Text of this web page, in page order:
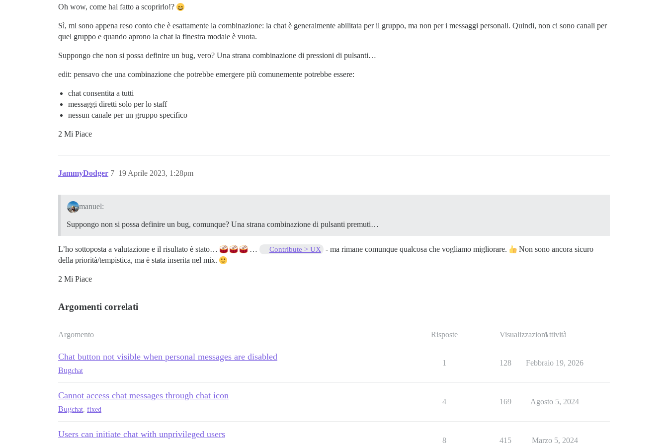
Oh wow, come hai fatto a scoprirlo!?
Sì, mi sono appena reso conto che è esattamente la combinazione: la chat è generalmente abilitata per il gruppo, ma non per i messaggi personali. Quindi, non ci sono canali per
quel gruppo e quando aprono la chat la finestra modale è vuota.
Suppongo che non si possa definire un bug, vero? Una strana combinazione di pressioni di pulsanti…
edit: pensavo che una combinazione che potrebbe emergere più comunemente potrebbe essere:
chat consentita a tutti
messaggi diretti solo per lo staff
nessun canale per un gruppo specifico
2 Mi Piace
JammyDodger 19 Aprile 2023, 1:28pm
7
manuel:
Suppongo non si possa definire un bug, comunque? Una strana combinazione di pulsanti premuti…
L’ho sottoposta a valutazione e il risultato è stato… … Contribute > UX - ma rimane comunque qualcosa che vogliamo migliorare.
Non sono ancora sicuro
della priorità/tempistica, ma è stata inserita nel mix.
2 Mi Piace
Argomenti correlati
Argomento Risposte VisualizzazioniAttività
Chat button not visible when personal messages are disabled
Bugchat
1 128 Febbraio 19, 2026
Cannot access chat messages through chat icon
Bugchat fixed
4 169 Agosto 5, 2024
Users can initiate chat with unprivileged users
8 415 Marzo 5, 2024